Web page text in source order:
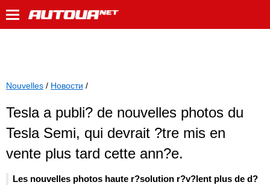
Nouvelles / Новости /
Tesla a publi? de nouvelles photos du
Tesla Semi, qui devrait ?tre mis en
vente plus tard cette ann?e.
Les nouvelles photos haute r?solution r?v?lent plus de d?